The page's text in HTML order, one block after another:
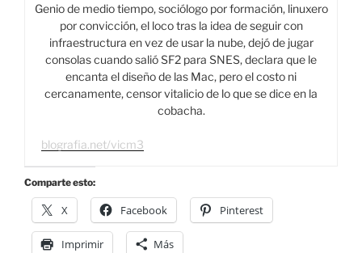
Genio de medio tiempo, sociólogo por formación, linuxero
por convicción, el loco tras la idea de seguir con
infraestructura en vez de usar la nube, dejó de jugar
consolas cuando salió SF2 para SNES, declara que le
encanta el diseño de las Mac, pero el costo ni
cercanamente, censor vitalicio de lo que se dice en la
cobacha.
blografia.net/vicm3
Comparte esto:
X Facebook Pinterest
Imprimir Más